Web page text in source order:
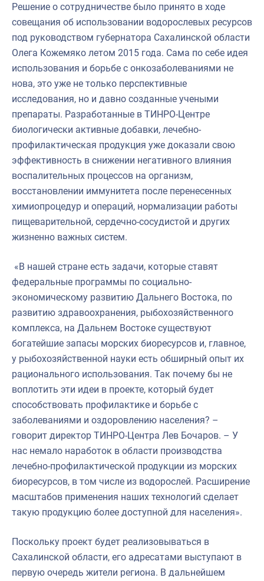
Решение о сотрудничестве было принято в ходе
совещания об использовании водорослевых ресурсов
под руководством губернатора Сахалинской области
Олега Кожемяко летом 2015 года. Сама по себе идея
использования и борьбе с онкозаболеваниями не
нова, это уже не только перспективные
исследования, но и давно созданные учеными
препараты. Разработанные в ТИНРО-Центре
биологически активные добавки, лечебно-
профилактическая продукция уже доказали свою
эффективность в снижении негативного влияния
воспалительных процессов на организм,
восстановлении иммунитета после перенесенных
химиопроцедур и операций, нормализации работы
пищеварительной, сердечно-сосудистой и других
жизненно важных систем.
«В нашей стране есть задачи, которые ставят
федеральные программы по социально-
экономическому развитию Дальнего Востока, по
развитию здравоохранения, рыбохозяйственного
комплекса, на Дальнем Востоке существуют
богатейшие запасы морских биоресурсов и, главное,
у рыбохозяйственной науки есть обширный опыт их
рационального использования. Так почему бы не
воплотить эти идеи в проекте, который будет
способствовать профилактике и борьбе с
заболеваниями и оздоровлению населения? –
говорит директор ТИНРО-Центра Лев Бочаров. – У
нас немало наработок в области производства
лечебно-профилактической продукции из морских
биоресурсов, в том числе из водорослей. Расширение
масштабов применения наших технологий сделает
такую продукцию более доступной для населения».
Поскольку проект будет реализовываться в
Сахалинской области, его адресатами выступают в
первую очередь жители региона. В дальнейшем